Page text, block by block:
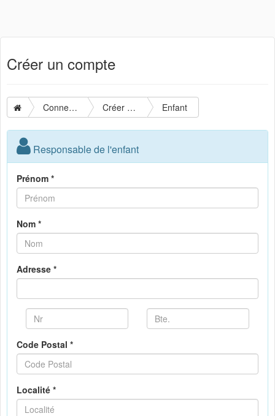
Créer un compte
Connexion Créer un compte Enfant
Responsable de l'enfant
Prénom *
Nom *
Adresse *
Code Postal *
Localité *